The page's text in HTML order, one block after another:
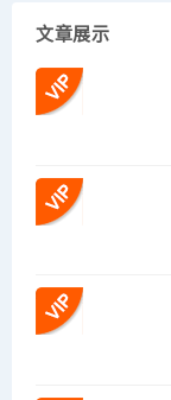
文章展示